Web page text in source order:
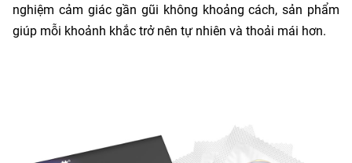
nghiệm cảm giác gần gũi không khoảng cách, sản phẩm
giúp mỗi khoảnh khắc trở nên tự nhiên và thoải mái hơn.